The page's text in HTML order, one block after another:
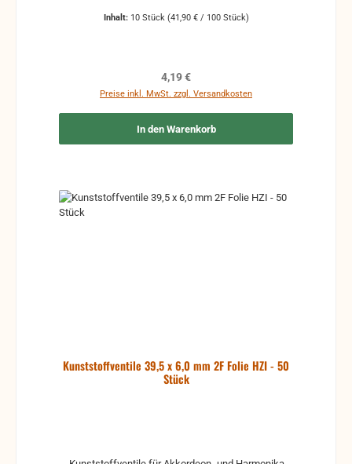
Inhalt: 10 Stück (41,90 € / 100 Stück)
Regulärer Preis:
4,19 €
Preise inkl. MwSt. zzgl. Versandkosten
In den Warenkorb
Kunststoffventile 39,5 x 6,0 mm 2F Folie HZI - 50
Stück